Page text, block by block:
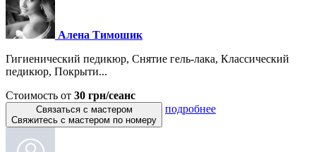
Алена Тимошик
Гигиенический педикюр, Снятие гель-лака, Классический
педикюр, Покрыти...
Стоимость от 30 грн/сеанс
Связаться с мастером
Свяжитесь с мастером по номеру
подробнее